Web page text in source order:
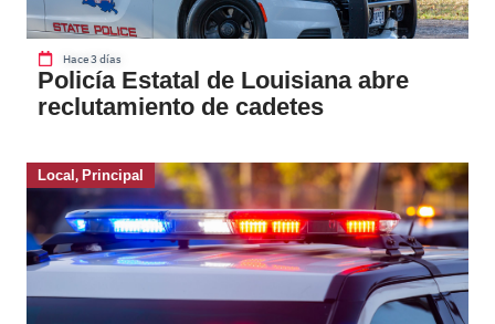
Hace 3 días
Policía Estatal de Louisiana abre
reclutamiento de cadetes
Local, Principal